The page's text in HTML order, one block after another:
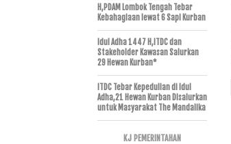
H,PDAM Lombok Tengah Tebar
Kebahagiaan lewat 6 Sapi Kurban
Idul Adha 1447 H,ITDC dan
Stakeholder Kawasan Salurkan
29 Hewan Kurban*
ITDC Tebar Kepedulian di Idul
Adha,21 Hewan Kurban Disalurkan
untuk Masyarakat The Mandalika
KJ PEMERINTAHAN